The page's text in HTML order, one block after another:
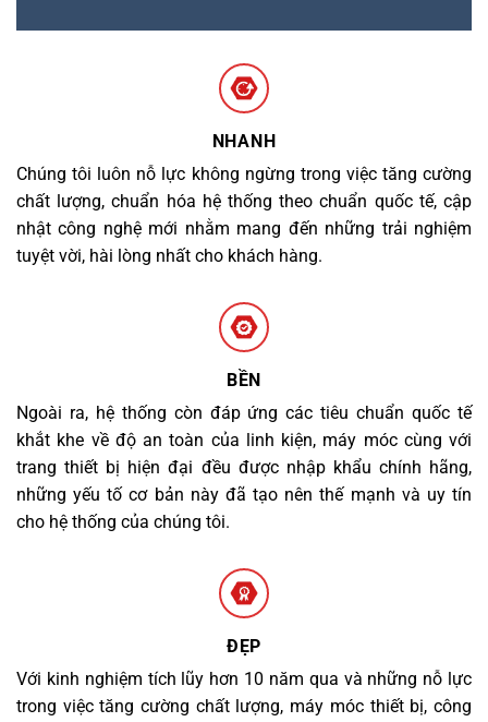
NHANH
Chúng tôi luôn nỗ lực không ngừng trong việc tăng cường
chất lượng, chuẩn hóa hệ thống theo chuẩn quốc tế, cập
nhật công nghệ mới nhằm mang đến những trải nghiệm
tuyệt vời, hài lòng nhất cho khách hàng.
BỀN
Ngoài ra, hệ thống còn đáp ứng các tiêu chuẩn quốc tế
khắt khe về độ an toàn của linh kiện, máy móc cùng với
trang thiết bị hiện đại đều được nhập khẩu chính hãng,
những yếu tố cơ bản này đã tạo nên thế mạnh và uy tín
cho hệ thống của chúng tôi.
ĐẸP
Với kinh nghiệm tích lũy hơn 10 năm qua và những nỗ lực
trong việc tăng cường chất lượng, máy móc thiết bị, công